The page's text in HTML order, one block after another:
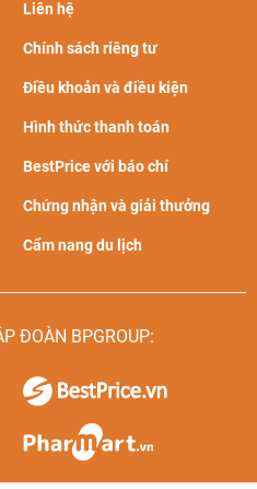
Liên hệ
Chính sách riêng tư
Điều khoản và điều kiện
Hình thức thanh toán
BestPrice với báo chí
Chứng nhận và giải thưởng
Cẩm nang du lịch
ĐOÀN BPGROUP: